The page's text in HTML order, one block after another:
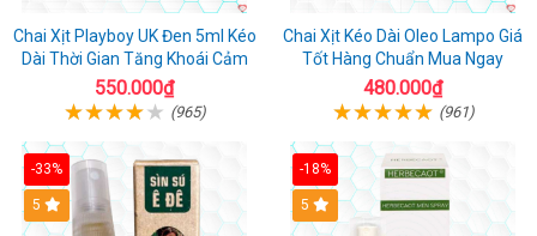
Chai Xịt Playboy UK Đen 5ml Kéo
Dài Thời Gian Tăng Khoái Cảm
550.000₫
(965)
Chai Xịt Kéo Dài Oleo Lampo Giá
Tốt Hàng Chuẩn Mua Ngay
480.000₫
(961)
-33%
5
-18%
5